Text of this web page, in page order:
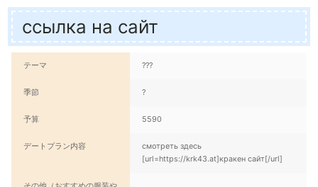
プ
ссылка на сайт
テーマ ???
季節 ?
予算 5590
デートプラン内容
смотреть здесь
[url=https://krk43.at]кракен сайт[/url]